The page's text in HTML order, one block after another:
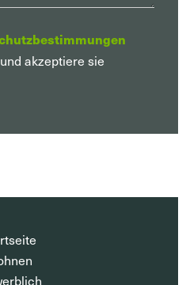
akzeptiere sie